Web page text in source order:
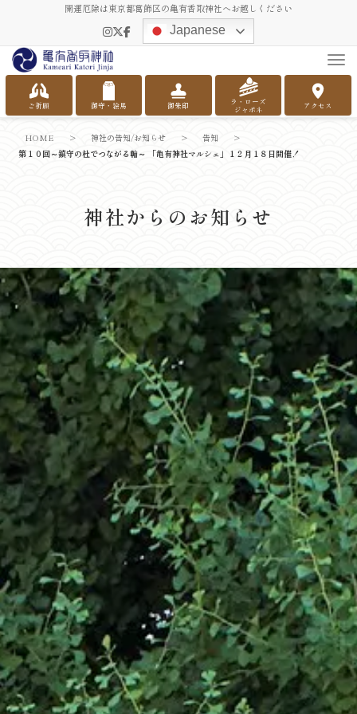
開運厄除は東京都葛飾区の亀有香取神社へお越しください
Japanese
ご祈願 御守・絵馬 御朱印
ラ・ローズ
ジャポネ
アクセス
神社からのお知らせ
HOME > 神社の告知/お知らせ > 告知
>
第１０回～鎮守の杜でつながる輪～ 「亀有神社マルシェ」１２月１８日開催！